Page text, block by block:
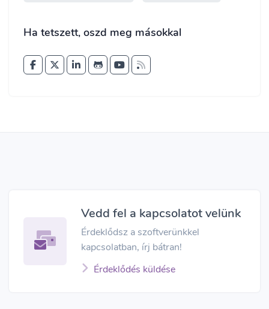
Ha tetszett, oszd meg másokkal
Vedd fel a kapcsolatot velünk
Érdeklődsz a szoftverünkkel
kapcsolatban, írj bátran!
Érdeklődés küldése